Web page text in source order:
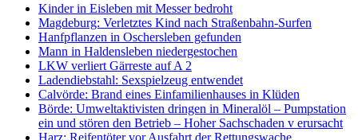
Kinder in Eisleben mit Messer bedroht
Magdeburg: Verletztes Kind nach Straßenbahn-Surfen
Hanfpflanzen in Oschersleben gefunden
Mann in Haldensleben niedergestochen
LKW verliert Gärreste auf A 2
Ladendiebstahl: Sexspielzeug entwendet
Calvörde: Brand eines Einfamilienhauses in Klüden
Börde: Umweltaktivisten dringen in Mineralöl – Pumpstation
ein und stören den Betrieb – Hoher Sachschaden v erursacht
Harz: Reifentöter vor Ausfahrt der Rettungswache